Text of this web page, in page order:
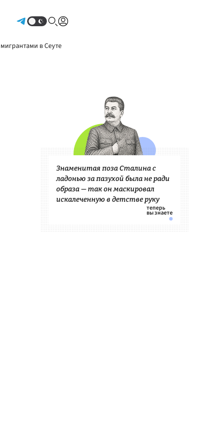
в Сеуте
Знаменитая поза Сталина с
ладонью за пазухой была не ради
образа — так он маскировал
искалеченную в детстве руку